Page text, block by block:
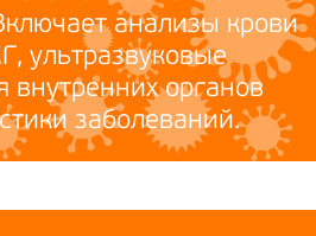
анализы крови
ультразвуковые
внутренних органов
заболеваний.